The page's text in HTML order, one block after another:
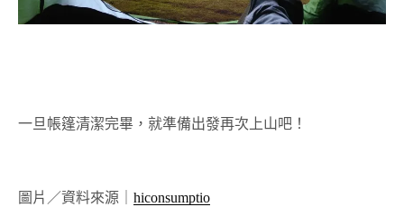
一旦帳篷清潔完畢，就準備出發再次上山吧！
圖片／資料來源｜ hiconsumptio